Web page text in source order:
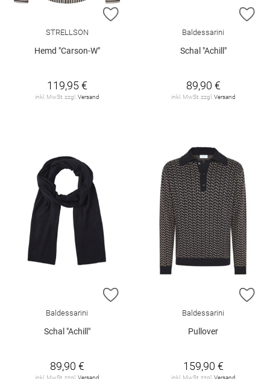
ZUR WUNSCHLISTE HINZUFÜGEN
STRELLSON
Hemd "Carson-W"
119,95 €
inkl. MwSt. zzgl. Versand
Baldessarini
Schal "Achill"
89,90 €
inkl. MwSt. zzgl. Versand
ZUR WUNSCHLISTE HINZUFÜGEN
Baldessarini
Schal "Achill"
89,90 €
inkl. MwSt. zzgl.Versand
Baldessarini
Pullover
159,90 €
inkl. MwSt. zzgl.Versand